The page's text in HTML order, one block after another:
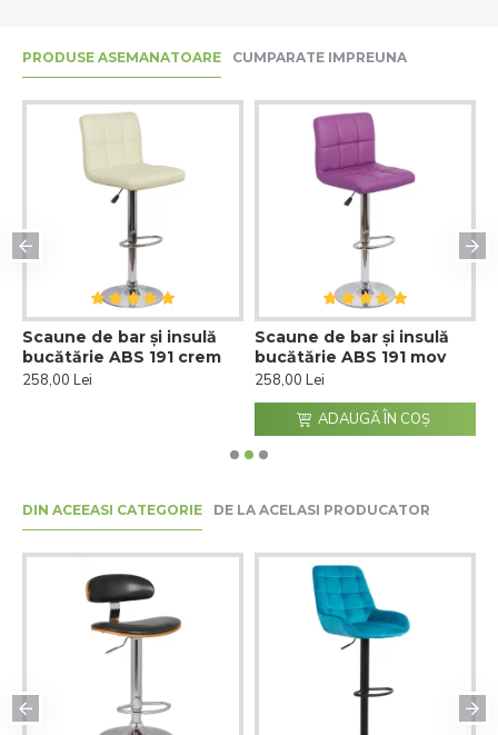
PRODUSE ASEMANATOARE CUMPARATE IMPREUNA
Scaune de bar și insulă
bucătărie ABS 191 crem
258,00 Lei
Scaune de bar și insulă
bucătărie ABS 191 mov
258,00 Lei
ADAUGĂ ÎN COŞ
DIN ACEEASI CATEGORIE DE LA ACELASI PRODUCATOR